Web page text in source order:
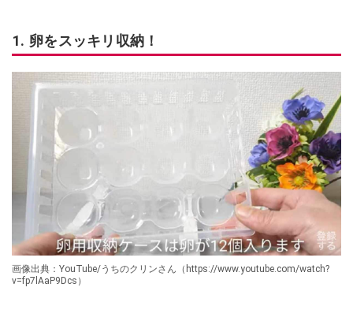
1. 卵をスッキリ収納！
画像出典：YouTube/うちのクリンさん（https://www.youtube.com/watch?
v=fp7lAaP9Dcs）